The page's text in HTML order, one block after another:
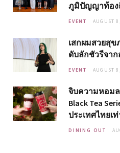
ภูมิปัญญาท้อง
EVENT AUGUST
เสกผมสวยสุ
ดับลักชัวรีจา
EVENT AUGUST
จิบความหอมล
Black Tea
ประเทศไทยเ
DINING OUT